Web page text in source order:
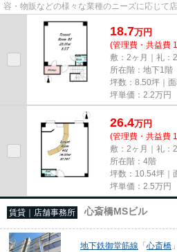
容・物販などの様々な業種のニーズに応じて
尚、弊社ではおとり広告は一切...
18.7万円
(管理費・共益費
敷：2ヶ月｜礼：
所在階：地下1階
坪数：8.50坪｜
坪単価： 2.2万円
26.4万円
(管理費・共益費
敷：2ヶ月｜礼：
所在階：4階
坪数：10.54坪｜
坪単価： 2.5万円
賃貸｜店舗事務所 心斎橋MSビル
地下鉄御堂筋線 「心斎橋